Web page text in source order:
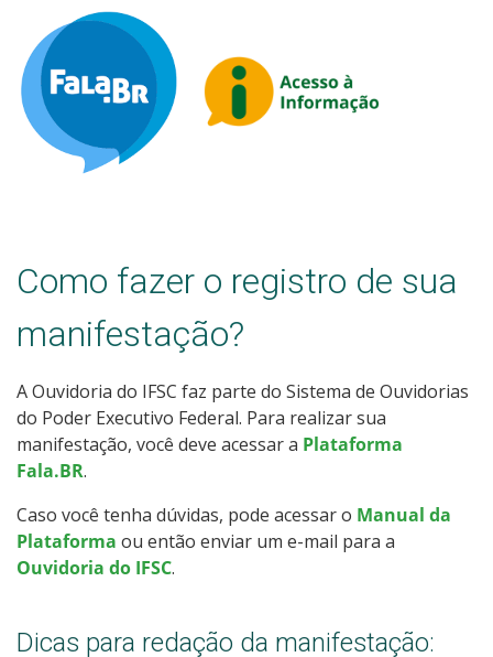
Como fazer o registro de sua
manifestação?
A Ouvidoria do IFSC faz parte do Sistema de Ouvidorias
do Poder Executivo Federal. Para realizar sua
manifestação, você deve acessar a Plataforma
Fala.BR.
Caso você tenha dúvidas, pode acessar o Manual da
Plataforma ou então enviar um e-mail para a
Ouvidoria do IFSC.
Dicas para redação da manifestação: